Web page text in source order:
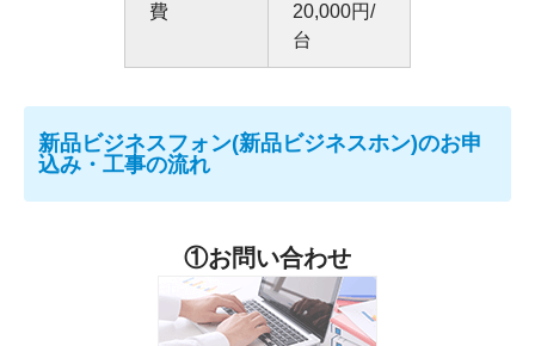
費
20,000円/
台
新品ビジネスフォン(新品ビジネスホン)のお申
込み・工事の流れ
①お問い合わせ